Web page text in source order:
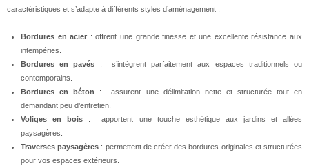
caractéristiques et s’adapte à différents styles d’aménagement :
Bordures en acier : offrent une grande finesse et une excellente résistance aux
intempéries.
Bordures en pavés : s’intègrent parfaitement aux espaces traditionnels ou
contemporains.
Bordures en béton : assurent une délimitation nette et structurée tout en
demandant peu d’entretien.
Voliges en bois : apportent une touche esthétique aux jardins et allées
paysagères.
Traverses paysagères : permettent de créer des bordures originales et structurées
pour vos espaces extérieurs.